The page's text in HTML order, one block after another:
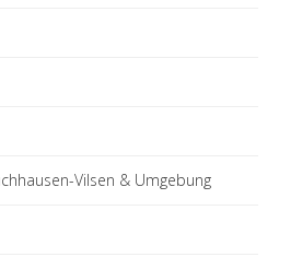
Vilsen & Umgebung